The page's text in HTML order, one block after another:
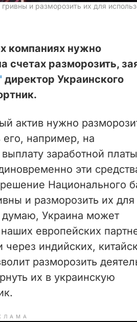
и разморозить их для
компаниях нужно
счетах разморозить,
директор Украинского
актив нужно
его, например, на
заработной
эти
Национального
и разморозить их для
думаю, Украина может
европейских
индийских,
разморозить
их в украинскую